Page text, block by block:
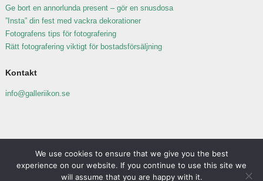
Ge bort en annorlunda present – gör en snusdosa
”Insta” din fest med vackra dekorationer
Fotografens tips för fotografering
Rätt fotografering viktigt för bostadsförsäljning
Kontakt
info@galleriikon.se
We use cookies to ensure that we give you the best
experience on our website. If you continue to use this site we
will assume that you are happy with it.